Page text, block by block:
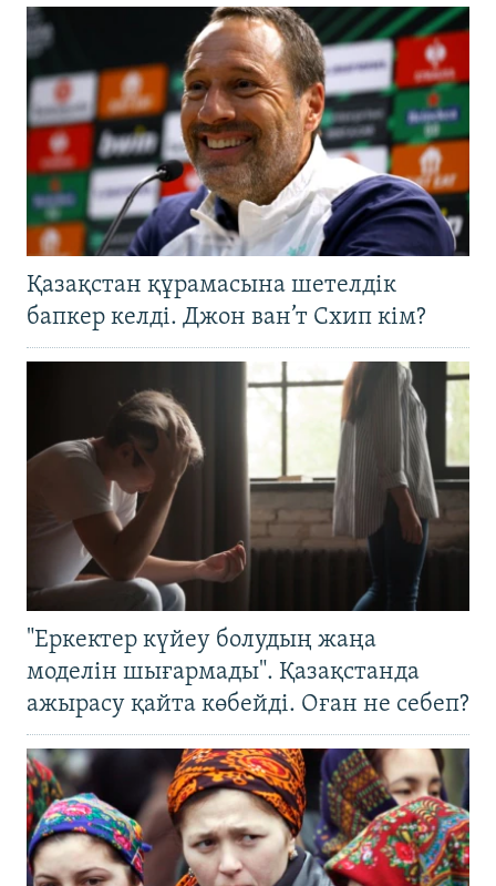
Қазақстан құрамасына шетелдік
бапкер келді. Джон ван’т Схип кім?
"Еркектер күйеу болудың жаңа
моделін шығармады". Қазақстанда
ажырасу қайта көбейді. Оған не себеп?